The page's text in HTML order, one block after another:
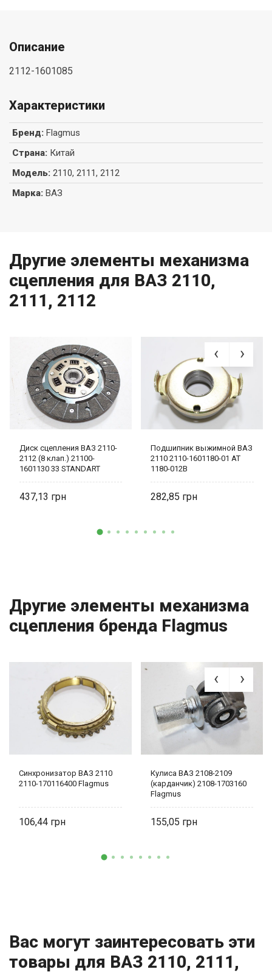
Описание
2112-1601085
Характеристики
Бренд: Flagmus
Страна: Китай
Модель: 2110, 2111, 2112
Марка: ВАЗ
Другие элементы механизма
сцепления для ВАЗ 2110,
2111, 2112
Диск сцепления ВАЗ 2110-
2112 (8 клап.) 21100-
1601130 33 STANDART
437,13
Подшипник выжимной ВАЗ
2110 2110-1601180-01 AT
1180-012B
282,85
Другие элементы механизма
сцепления бренда Flagmus
Синхронизатор ВАЗ 2110
2110-170116400 Flagmus
106,44
Кулиса ВАЗ 2108-2109
(карданчик) 2108-1703160
Flagmus
155,05
Вас могут заинтересовать эти
товары для ВАЗ 2110, 2111,